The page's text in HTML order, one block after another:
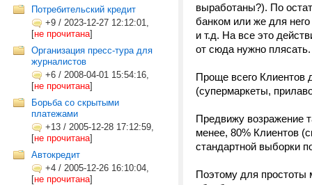
Потребительский кредит
+9 / 2023-12-27 12:12:01,
[не прочитана]
Организация пресс-тура для
журналистов
+6 / 2008-04-01 15:54:16,
[не прочитана]
Борьба со скрытыми
платежами
+13 / 2005-12-28 17:12:59,
[не прочитана]
Автокредит
+4 / 2005-12-26 16:10:04,
[не прочитана]
выработаны?). По
банком или же для
и т.д. На все это
от сюда нужно плясать.
Проще всего Клиентов
(супермаркеты,
Предвижу возражение
менее, 80% Клиентов
стандартной выборки
Поэтому для простоты